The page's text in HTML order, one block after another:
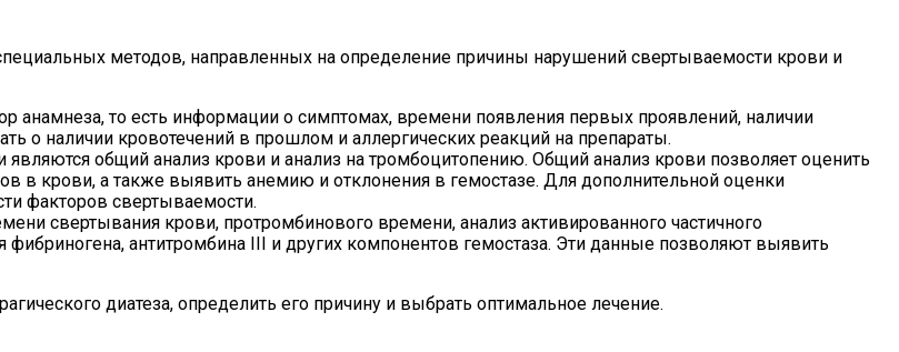
методов, направленных на определение причины нарушений свертываемости крови и
анамнеза, то есть информации о симптомах, времени появления первых проявлений, наличии
о наличии кровотечений в прошлом и аллергических реакций на препараты.
общий анализ крови и анализ на тромбоцитопению. Общий анализ крови позволяет оценить
в крови, а также выявить анемию и отклонения в гемостазе. Для дополнительной оценки
факторов свертываемости.
свертывания крови, протромбинового времени, анализ активированного частичного
антитромбина III и других компонентов гемостаза. Эти данные позволяют выявить
диатеза, определить его причину и выбрать оптимальное лечение.